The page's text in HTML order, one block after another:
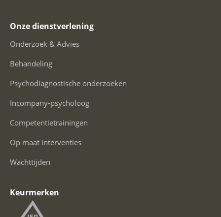
Onze dienstverlening
Onderzoek & Advies
Behandeling
Psychodiagnostische onderzoeken
Incompany-psycholoog
Competentietrainingen
Op maat interventies
Wachttijden
Keurmerken